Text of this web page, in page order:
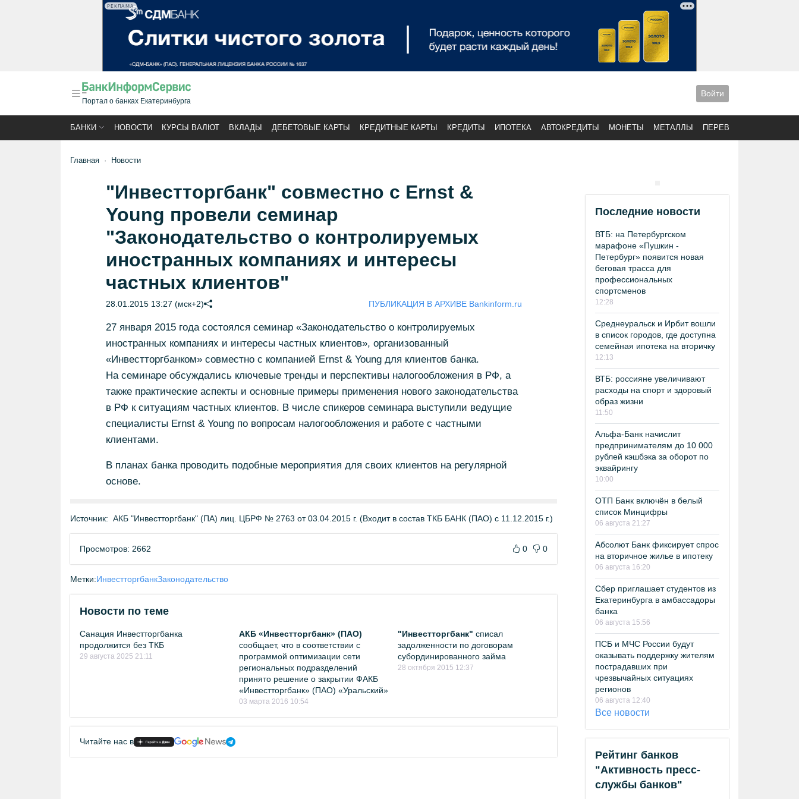
РЕКЛАМА
Портал о банках Екатеринбурга
Войти
БАНКИ НОВОСТИ КУРСЫ ВАЛЮТ ВКЛАДЫ ДЕБЕТОВЫЕ КАРТЫ КРЕДИТНЫЕ КАРТЫ КРЕДИТЫ ИПОТЕКА АВТОКРЕДИТЫ МОНЕТЫ МЕТАЛЛЫ ПЕРЕВОДЫ
Главная Новости
"Инвестторгбанк" совместно с Ernst &
Young провели семинар
"Законодательство о контролируемых
иностранных компаниях и интересы
частных клиентов"
28.01.2015 13:27 (мск+2) ПУБЛИКАЦИЯ В АРХИВЕ Bankinform.ru
27 января 2015 года состоялся семинар «Законодательство о контролируемых
иностранных компаниях и интересы частных клиентов», организованный
«Инвестторгбанком» совместно с компанией Ernst & Young для клиентов банка.
На семинаре обсуждались ключевые тренды и перспективы налогообложения в РФ, а
также практические аспекты и основные примеры применения нового законодательства
в РФ к ситуациям частных клиентов. В числе спикеров семинара выступили ведущие
специалисты Ernst & Young по вопросам налогообложения и работе с частными
клиентами.
В планах банка проводить подобные мероприятия для своих клиентов на регулярной
основе.
Источник: АКБ "Инвестторгбанк" (ПА) лиц. ЦБРФ № 2763 от 03.04.2015 г. (Входит в состав ТКБ БАНК (ПАО) с 11.12.2015 г.)
Просмотров: 2662 0 0
Метки:ИнвестторгбанкЗаконодательство
Новости по теме
Санация Инвестторгбанка
продолжится без ТКБ
29 августа 2025 21:11
АКБ «Инвестторгбанк» (ПАО)
сообщает, что в соответствии с
программой оптимизации сети
региональных подразделений
принято решение о закрытии ФАКБ
«Инвестторгбанк» (ПАО) «Уральский»
03 марта 2016 10:54
"Инвестторгбанк" списал
задолженности по договорам
субординированного займа
28 октября 2015 12:37
Читайте нас в
Последние новости
ВТБ: на Петербургском
марафоне «Пушкин -
Петербург» появится новая
беговая трасса для
профессиональных
спортсменов
12:28
Среднеуральск и Ирбит вошли
в список городов, где доступна
семейная ипотека на вторичку
12:13
ВТБ: россияне увеличивают
расходы на спорт и здоровый
образ жизни
11:50
Альфа-Банк начислит
предпринимателям до 10 000
рублей кэшбэка за оборот по
эквайрингу
10:00
ОТП Банк включён в белый
список Минцифры
06 августа 21:27
Абсолют Банк фиксирует спрос
на вторичное жилье в ипотеку
06 августа 16:20
Сбер приглашает студентов из
Екатеринбурга в амбассадоры
банка
06 августа 15:56
ПСБ и МЧС России будут
оказывать поддержку жителям
пострадавших при
чрезвычайных ситуациях
регионов
06 августа 12:40
Все новости
Рейтинг банков
"Активность пресс-
службы банков"